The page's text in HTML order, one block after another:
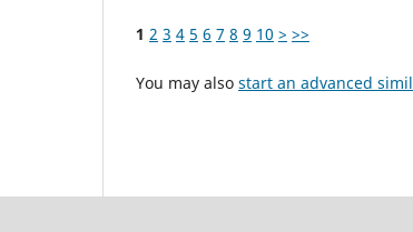
1 2 3 4 5 6 7 8 9 10 > >>
You may also start an advanced